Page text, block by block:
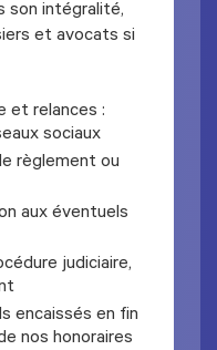
son intégralité,
et avocats si
et relances :
sociaux
règlement ou
aux éventuels
judiciaire,
encaissés en fin
nos honoraires